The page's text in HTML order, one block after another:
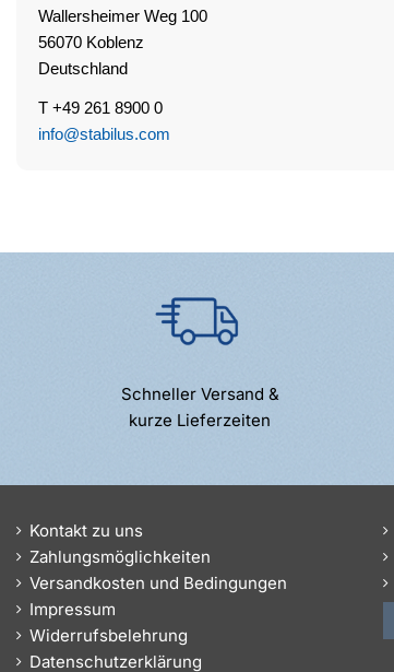
Wallersheimer Weg 100
56070 Koblenz
Deutschland
T +49 261 8900 0
info@stabilus.com
Schneller Versand &
kurze Lieferzeiten
Kontakt zu uns
Zahlungsmöglichkeiten
Versandkosten und Bedingungen
Impressum
Widerrufsbelehrung
Datenschutzerklärung